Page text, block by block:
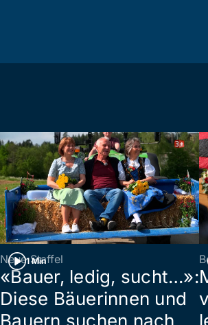
1 Min
Neue Staffel
«Bauer, ledig, sucht…»:
Diese Bäuerinnen und
Bauern suchen nach